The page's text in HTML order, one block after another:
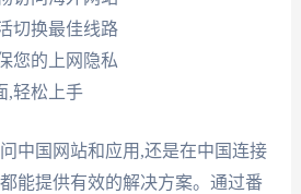
切换最佳线路
您的上网隐私
,轻松上手
中国网站和应用,还是在中国连接
能提供有效的解决方案。通过番